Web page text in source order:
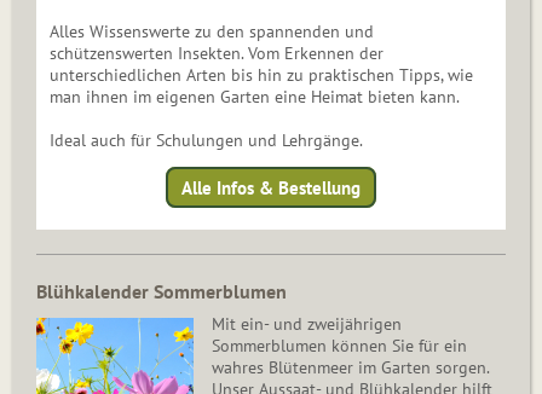
Alles Wissenswerte zu den spannenden und
schützenswerten Insekten. Vom Erkennen der
unterschiedlichen Arten bis hin zu praktischen Tipps, wie
man ihnen im eigenen Garten eine Heimat bieten kann.
Ideal auch für Schulungen und Lehrgänge.
Alle Infos & Bestellung
Blühkalender Sommerblumen
Mit ein- und zweijährigen
Sommerblumen können Sie für ein
wahres Blütenmeer im Garten sorgen.
Unser Aussaat- und Blühkalender hilft